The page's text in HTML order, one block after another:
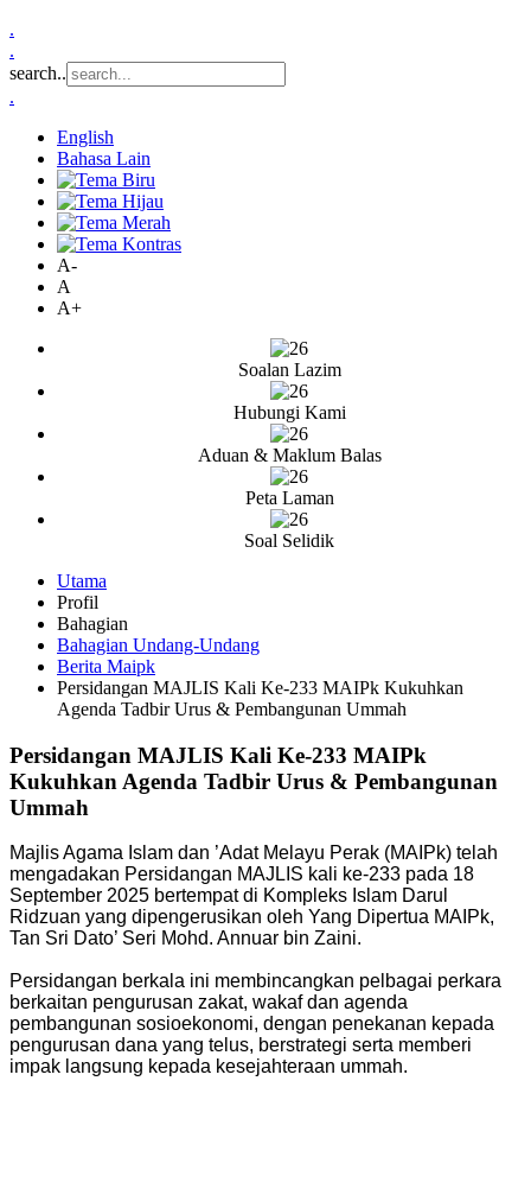
.
.
search..
.
English
Bahasa Lain
A-
A
A+
Soalan Lazim
Hubungi Kami
Aduan & Maklum Balas
Peta Laman
Soal Selidik
Utama
Profil
Bahagian
Bahagian Undang-Undang
Berita Maipk
Persidangan MAJLIS Kali Ke-233 MAIPk Kukuhkan
Agenda Tadbir Urus & Pembangunan Ummah
Persidangan MAJLIS Kali Ke-233 MAIPk
Kukuhkan Agenda Tadbir Urus & Pembangunan
Ummah
Majlis Agama Islam dan ’Adat Melayu Perak (MAIPk) telah
mengadakan Persidangan MAJLIS kali ke-233 pada 18
September 2025 bertempat di Kompleks Islam Darul
Ridzuan yang dipengerusikan oleh Yang Dipertua MAIPk,
Tan Sri Dato’ Seri Mohd. Annuar bin Zaini.
Persidangan berkala ini membincangkan pelbagai perkara
berkaitan pengurusan zakat, wakaf dan agenda
pembangunan sosioekonomi, dengan penekanan kepada
pengurusan dana yang telus, berstrategi serta memberi
impak langsung kepada kesejahteraan ummah.